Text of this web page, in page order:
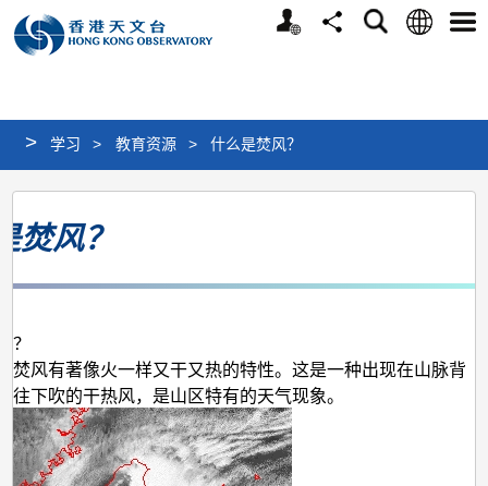
个
分
搜
语
选
> 学习 > 教育资源 > 什么是焚风？
什
么
风？
焚风？
？
焚风有著像火一样又干又热的特性。这是一种出现在山脉背
往下吹的干热风，是山区特有的天气现象。